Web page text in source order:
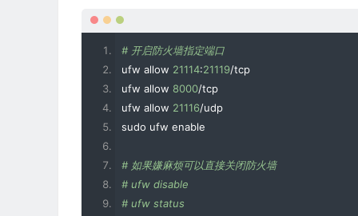
# 开启防火墙指定端口
ufw allow 21114:21119/tcp
ufw allow 8000/tcp
ufw allow 21116/udp
sudo ufw enable
# 如果嫌麻烦可以直接关闭防火墙
# ufw disable
# ufw status